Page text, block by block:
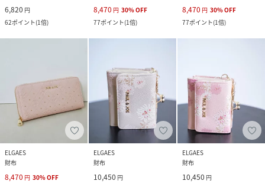
6,820 円
62ポイント(1倍)
8,470 円 30%OFF
77ポイント(1倍)
8,470 円 30%OFF
77ポイント(1倍)
ELGAES
財布
8,470 円 30%OFF
ELGAES
財布
10,450 円
ELGAES
財布
10,450 円